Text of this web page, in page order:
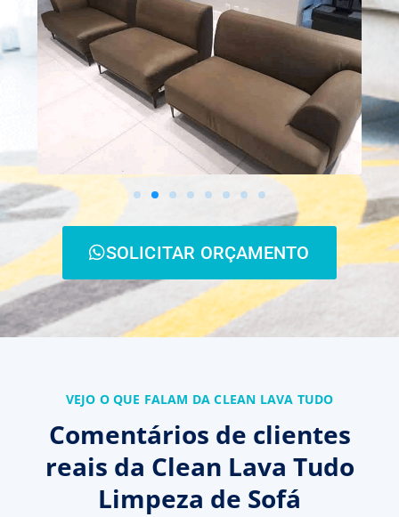
SOLICITAR ORÇAMENTO
VEJO O QUE FALAM DA CLEAN LAVA TUDO
Comentários de clientes
reais da Clean Lava Tudo
Limpeza de Sofá